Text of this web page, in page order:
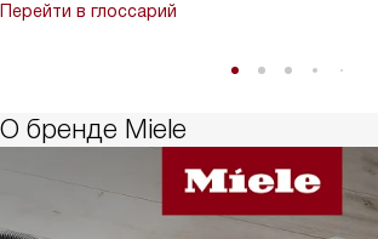
Перейти в глоссарий
О бренде Miele